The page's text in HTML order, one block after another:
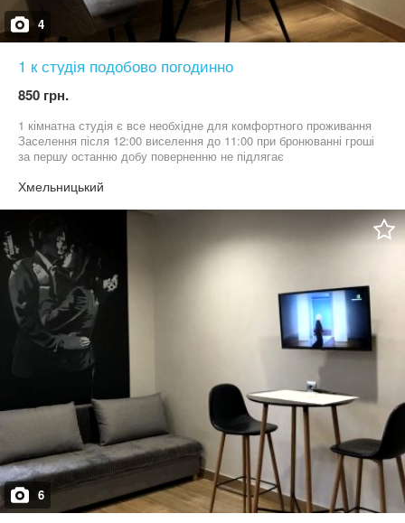
4
1 к студія подобово погодинно
850 грн.
1 кімнатна студія є все необхідне для комфортного проживання
Заселення після 12:00 виселення до 11:00 при бронюванні гроші
за першу останню добу поверненню не підлягає
Хмельницький
6